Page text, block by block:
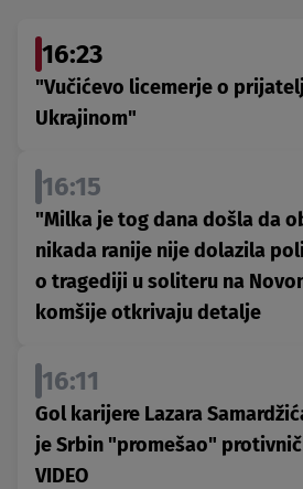
16:23
"Vučićevo licemerje o
Ukrajinom"
16:15
"Milka je tog dana došla da
nikada ranije nije dolazila
o tragediji u soliteru na
komšije otkrivaju detalje
16:11
Gol karijere Lazara
je Srbin "promešao"
VIDEO